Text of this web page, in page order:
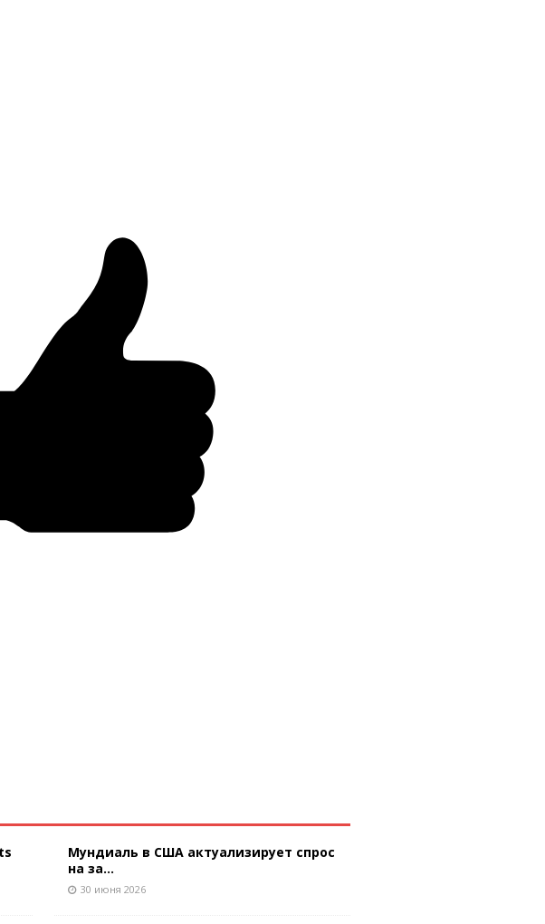
Мундиаль в США актуализирует спрос
на за...
30 июня 2026